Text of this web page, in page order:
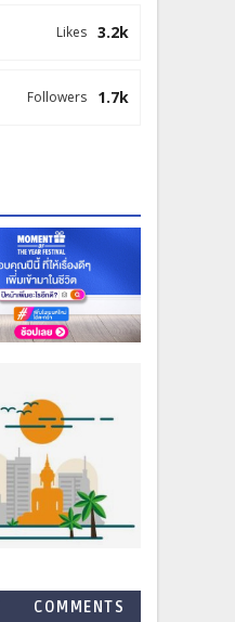
3.2k
Likes
1.7k
Followers
COMMENTS